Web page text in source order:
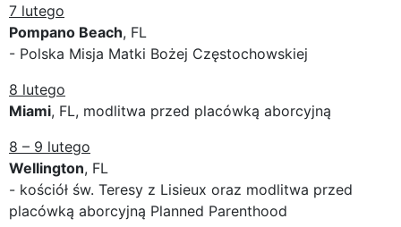
7 lutego
Pompano Beach, FL
- Polska Misja Matki Bożej Częstochowskiej
8 lutego
Miami, FL, modlitwa przed placówką aborcyjną
8 – 9 lutego
Wellington, FL
- kościół św. Teresy z Lisieux oraz modlitwa przed
placówką aborcyjną Planned Parenthood